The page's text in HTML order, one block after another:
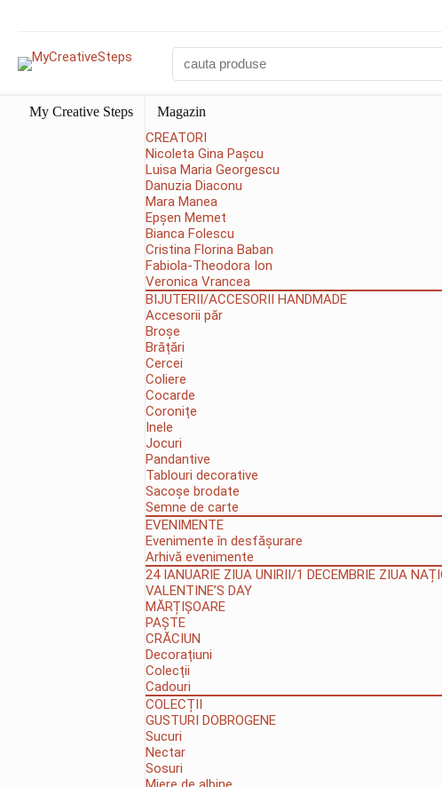
My Creative Steps Magazin
CREATORI
Nicoleta Gina Pașcu
Luisa Maria Georgescu
Danuzia Diaconu
Mara Manea
Epșen Memet
Bianca Folescu
Cristina Florina Baban
Fabiola-Theodora Ion
Veronica Vrancea
BIJUTERII/ACCESORII HANDMADE
Accesorii păr
Broșe
Brățări
Cercei
Coliere
Cocarde
Coronițe
Inele
Jocuri
Pandantive
Tablouri decorative
Sacoșe brodate
Semne de carte
EVENIMENTE
Evenimente în desfășurare
Arhivă evenimente
24 IANUARIE ZIUA UNIRII/1 DECEMBRIE ZIUA
VALENTINE’S DAY
MĂRȚIȘOARE
PAȘTE
CRĂCIUN
Decorațiuni
Colecții
Cadouri
COLECȚII
GUSTURI DOBROGENE
Sucuri
Nectar
Sosuri